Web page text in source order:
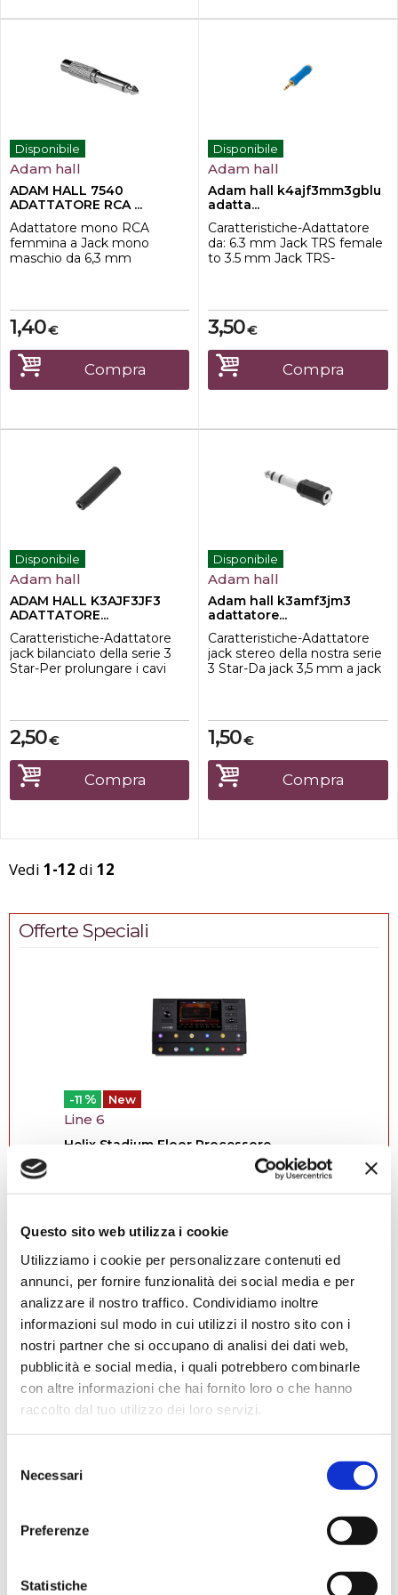
Questo sito web utilizza i cookie
Utilizziamo i cookie per personalizzare contenuti ed
annunci, per fornire funzionalità dei social media e per
analizzare il nostro traffico. Condividiamo inoltre
informazioni sul modo in cui utilizzi il nostro sito con i
nostri partner che si occupano di analisi dei dati web,
pubblicità e social media, i quali potrebbero combinarle
con altre informazioni che hai fornito loro o che hanno
raccolto dal tuo utilizzo dei loro servizi.
delNecessari
Preferenze
Statistiche
Disponibile
Adam hall
ADAM HALL 7540
ADATTATORE RCA ...
Adattatore mono RCA
femmina a Jack mono
maschio da 6,3 mm
€
1,40
Compra
Disponibile
Adam hall
Adam hall k4ajf3mm3gblu
adatta...
Caratteristiche-Adattatore
da: 6.3 mm Jack TRS female
to 3.5 mm Jack TRS-
17 g
€
3,50
Compra
Disponibile
Adam hall
ADAM HALL K3AJF3JF3
ADATTATORE...
Caratteristiche-Adattatore
jack bilanciato della serie 3
Star-Per prolungare i cavi
Molto leggero e piccolo
€
2,50
Compra
Disponibile
Adam hall
Adam hall k3amf3jm3
adattatore...
Caratteristiche-Adattatore
jack stereo della nostra serie
3 Star-Da jack 3,5 mm a jack
jack a jack grande
€
1,50
Compra
Vedi 1-12 di 12
Offerte Speciali
-11 % New
Line 6
Helix Stadium Floor Processore...
Il Helix Stadium Floor è il nuovo punto di
In offerta fino a:31/08/2026
€
1.639,00 €
1.848,00
Compra